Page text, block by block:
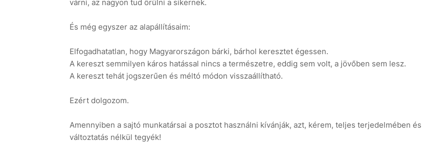
várni, az nagyon tud örülni a sikernek.
És még egyszer az alapállításaim:
Elfogadhatatlan, hogy Magyarországon bárki, bárhol keresztet égessen.
A kereszt semmilyen káros hatással nincs a természetre, eddig sem volt, a jövőben sem lesz.
A kereszt tehát jogszerűen és méltó módon visszaállítható.
Ezért dolgozom.
Amennyiben a sajtó munkatársai a posztot használni kívánják, azt, kérem, teljes terjedelmében és
változtatás nélkül tegyék!